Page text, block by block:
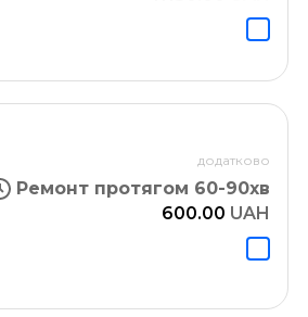
додатково
Ремонт протягом 60-90хв
600.00 UAH